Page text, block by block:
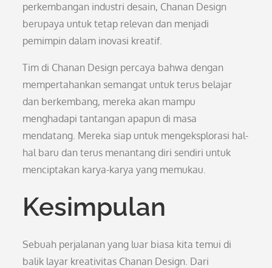
perkembangan industri desain, Chanan Design
berupaya untuk tetap relevan dan menjadi
pemimpin dalam inovasi kreatif.
Tim di Chanan Design percaya bahwa dengan
mempertahankan semangat untuk terus belajar
dan berkembang, mereka akan mampu
menghadapi tantangan apapun di masa
mendatang. Mereka siap untuk mengeksplorasi hal-
hal baru dan terus menantang diri sendiri untuk
menciptakan karya-karya yang memukau.
Kesimpulan
Sebuah perjalanan yang luar biasa kita temui di
balik layar kreativitas Chanan Design. Dari